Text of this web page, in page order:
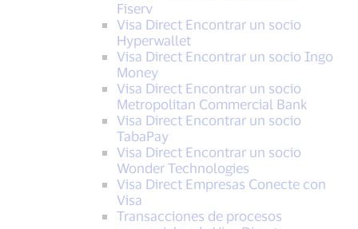
Fiserv
Visa Direct Encontrar un socio
Hyperwallet
Visa Direct Encontrar un socio Ingo
Money
Visa Direct Encontrar un socio
Metropolitan Commercial Bank
Visa Direct Encontrar un socio
TabaPay
Visa Direct Encontrar un socio
Wonder Technologies
Visa Direct Empresas Conecte con
Visa
Transacciones de procesos